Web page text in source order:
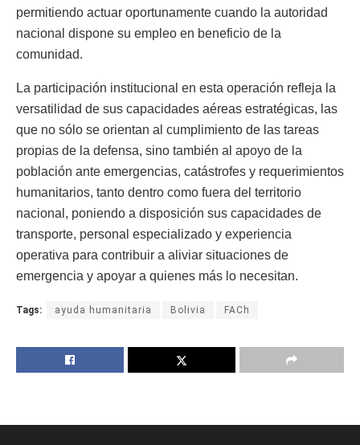
permitiendo actuar oportunamente cuando la autoridad
nacional dispone su empleo en beneficio de la
comunidad.
La participación institucional en esta operación refleja la
versatilidad de sus capacidades aéreas estratégicas, las
que no sólo se orientan al cumplimiento de las tareas
propias de la defensa, sino también al apoyo de la
población ante emergencias, catástrofes y requerimientos
humanitarios, tanto dentro como fuera del territorio
nacional, poniendo a disposición sus capacidades de
transporte, personal especializado y experiencia
operativa para contribuir a aliviar situaciones de
emergencia y apoyar a quienes más lo necesitan.
Tags: ayuda humanitaria Bolivia FACh